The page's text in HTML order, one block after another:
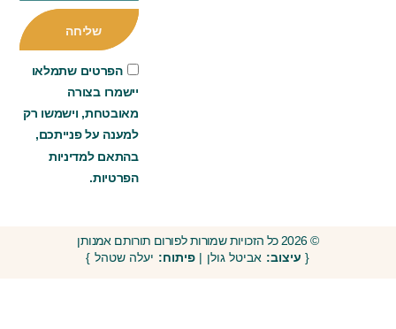
הפרטים שתמלאו
יישמרו בצורה
מאובטחת, וישמשו רק
למענה על פנייתכם,
בהתאם למדיניות
הפרטיות.
שליחה
© 2026 כל הזכויות שמורות לפורום תורותם אמנותן
{ עיצוב: אביטל גולן | פיתוח: יעלה שטהל }